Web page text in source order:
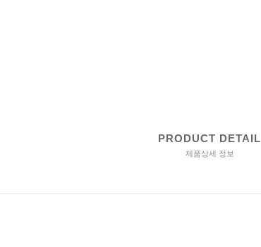
PRODUCT DETAIL
제품상세 정보